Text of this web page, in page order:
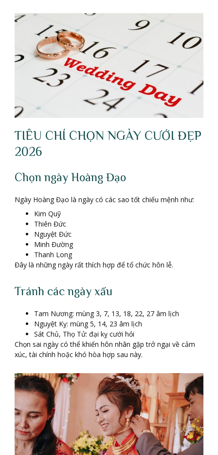
TIÊU CHÍ CHỌN NGÀY CƯỚI ĐẸP
2026
Chọn ngày Hoàng Đạo
Ngày Hoàng Đạo là ngày có các sao tốt chiếu mệnh như:
Kim Quỹ
Thiên Đức
Nguyệt Đức
Minh Đường
Thanh Long
Đây là những ngày rất thích hợp để tổ chức hôn lễ.
Tránh các ngày xấu
Tam Nương: mùng 3, 7, 13, 18, 22, 27 âm lịch
Nguyệt Kỵ: mùng 5, 14, 23 âm lịch
Sát Chủ, Thọ Tử: đại kỵ cưới hỏi
Chọn sai ngày có thể khiến hôn nhân gặp trở ngại về cảm
xúc, tài chính hoặc khó hòa hợp sau này.